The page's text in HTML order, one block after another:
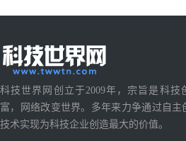
科技世界网创立于2009年，宗旨是科技
富，网络改变世界。多年来力争通过自主
技术实现为科技企业创造最大的价值。